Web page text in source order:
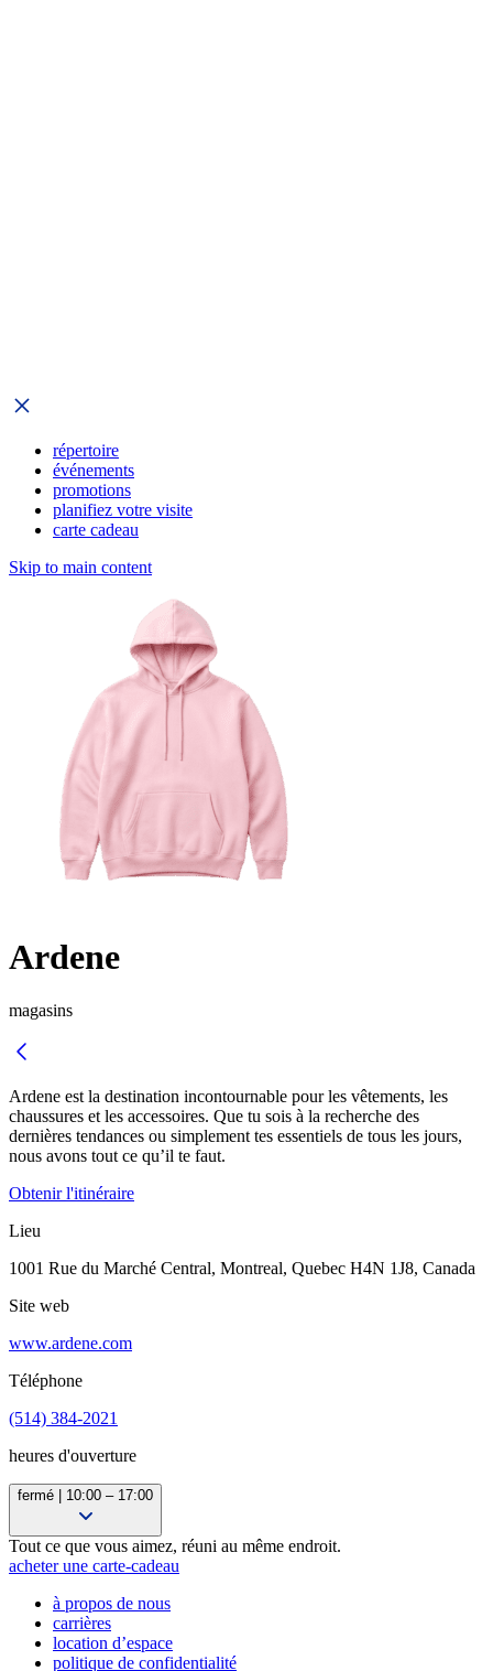
répertoire
événements
promotions
planifiez votre visite
carte cadeau
Skip to main content
Ardene
magasins
Ardene est la destination incontournable pour les vêtements, les
chaussures et les accessoires. Que tu sois à la recherche des
dernières tendances ou simplement tes essentiels de tous les jours,
nous avons tout ce qu’il te faut.
Obtenir l'itinéraire
Lieu
1001 Rue du Marché Central, Montreal, Quebec H4N 1J8, Canada
Site web
www.ardene.com
Téléphone
(514) 384-2021
heures d'ouverture
fermé | 10:00 – 17:00
10:00 – 17:00
10:00 – 18:00
10:00 – 18:00
10:00 – 21:00
10:00 – 21:00
10:00 – 17:00
Tout ce que vous aimez, réuni au même endroit.
acheter une carte-cadeau
à propos de nous
carrières
location d’espace
politique de confidentialité